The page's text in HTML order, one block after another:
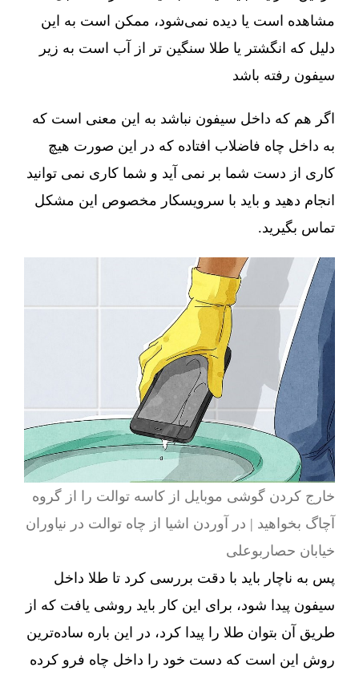
مشاهده است یا دیده نمی‌شود، ممکن است به این
دلیل که انگشتر یا طلا سنگین تر از آب است به زیر
سیفون رفته باشد
اگر هم که داخل سیفون نباشد به این معنی است که
به داخل چاه فاضلاب افتاده که در این صورت هیچ
کاری از دست شما بر نمی آید و شما کاری نمی توانید
انجام دهید و باید با سرویسکار مخصوص این مشکل
تماس بگیرید.
خارج کردن گوشی موبایل از کاسه توالت را از گروه
آچاگ بخواهید | در آوردن اشیا از چاه توالت در نیاوران
خیابان حصاربوعلی
پس به ناچار باید با دقت بررسی کرد تا طلا داخل
سیفون پیدا شود، برای این کار باید روشی یافت که از
طریق آن بتوان طلا را پیدا کرد، در این باره ساده‌ترین
روش این است که دست خود را داخل چاه فرو کرده